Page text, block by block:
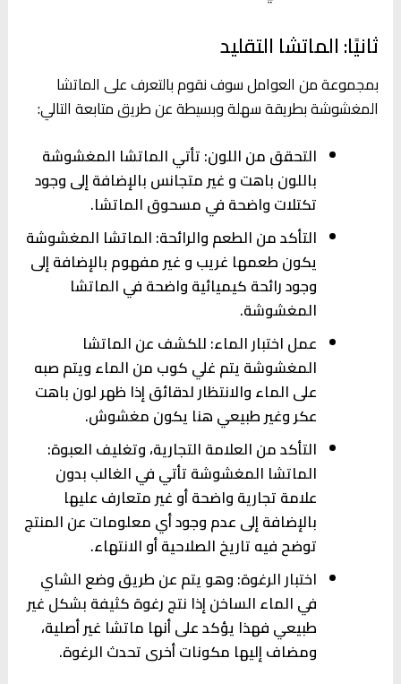
ثانيًا: الماتشا التقليد
بمجموعة من العوامل سوف نقوم بالتعرف على الماتشا
المغشوشة بطريقة سهلة وبسيطة عن طريق متابعة التالي:
التحقق من اللون: تأتي الماتشا المغشوشة
باللون باهت و غير متجانس بالإضافة إلى وجود
تكتلات واضحة في مسحوق الماتشا.
التأكد من الطعم والرائحة: الماتشا المغشوشة
يكون طعمها غريب و غير مفهوم بالإضافة إلى
وجود رائحة كيميائية واضحة في الماتشا
المغشوشة.
عمل اختبار الماء: للكشف عن الماتشا
المغشوشة يتم غلي كوب من الماء ويتم صبه
على الماء والانتظار لدقائق إذا ظهر لون باهت
عكر وغير طبيعي هنا يكون مغشوش.
التأكد من العلامة التجارية، وتغليف العبوة:
الماتشا المغشوشة تأتي في الغالب بدون
علامة تجارية واضحة أو غير متعارف عليها
بالإضافة إلى عدم وجود أي معلومات عن المنتج
توضح فيه تاريخ الصلاحية أو الانتهاء.
اختبار الرغوة: وهو يتم عن طريق وضع الشاي
في الماء الساخن إذا نتج رغوة كثيفة بشكل غير
طبيعي فهذا يؤكد على أنها ماتشا غير أصلية،
ومضاف إليها مكونات أخرى تحدث الرغوة.